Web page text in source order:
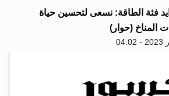
فئة الطاقة: نسعى لتحسين حياة
المناخ (حوار)